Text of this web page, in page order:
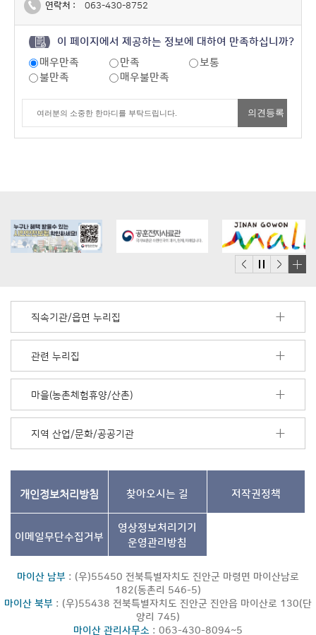
연락처 :
063-430-8752
이 페이지에서 제공하는 정보에 대하여 만족하십니까?
매우만족
만족
보통
불만족
매우불만족
더
기
직속기관/읍면 누리집
관련 누리집
마을(농촌체험휴양/산촌)
지역 산업/문화/공공기관
개인정보처리방침 찾아오시는 길 저작권정책
이메일무단수집거부
영상정보처리기기
운영관리방침
마이산 남부 : (우)55450 전북특별자치도 진안군 마령면 마이산남로
182(동촌리 546-5)
마이산 북부 : (우)55438 전북특별자치도 진안군 진안읍 마이산로 130(단
양리 745)
마이산 관리사무소 : 063-430-8094~5